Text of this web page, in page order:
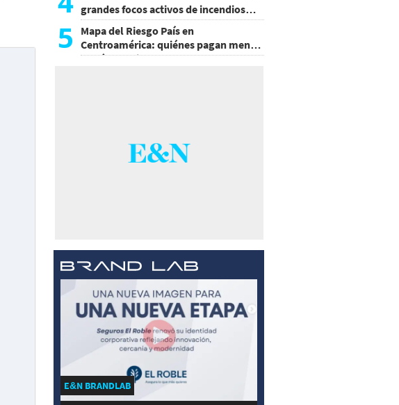
grandes focos activos de incendios
forestales
5
Mapa del Riesgo País en
Centroamérica: quiénes pagan menos
y cuáles mejoraron
E&N BRANDLAB